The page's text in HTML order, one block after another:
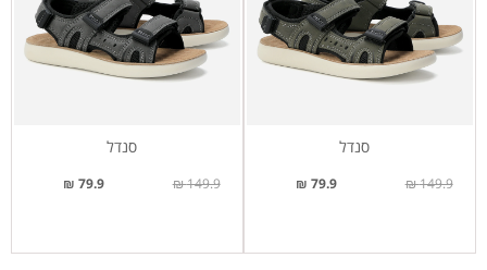
סנדל
79.9 ₪ 149.9 ₪
סנדל
79.9 ₪ 149.9 ₪